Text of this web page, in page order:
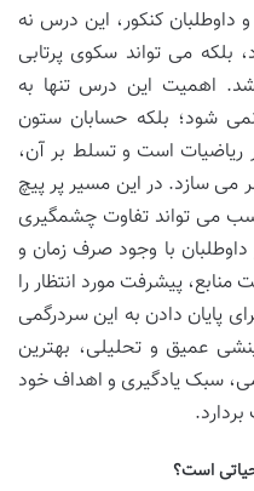
داوطلبان کنکور، این درس نه
می تواند سکوی پرتابی
اهمیت این درس تنها به
شود؛ بلکه حسابان ستون
ریاضیات است و تسلط بر آن،
می سازد. در این مسیر پر پیچ
می تواند تفاوت چشمگیری
داوطلبان با وجود صرف زمان و
منابع، پیشرفت مورد انتظار را
پایان دادن به این سردرگمی
عمیق و تحلیلی، بهترین
سبک یادگیری و اهداف خود
است؟